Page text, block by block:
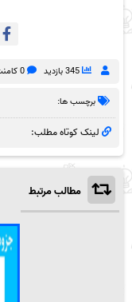
345 بازدید 0 کامنت
برچسب ها:
لینک کوتاه مطلب:
مطالب مرتبط